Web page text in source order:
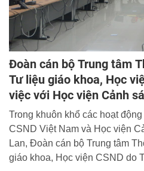
Đoàn cán bộ Trung tâm
Tư liệu giáo khoa, Học
việc với Học viện Cảnh
Trong khuôn khổ các hoạt
CSND Việt Nam và Học viện
Lan, Đoàn cán bộ Trung tâm
giáo khoa, Học viện CSND do